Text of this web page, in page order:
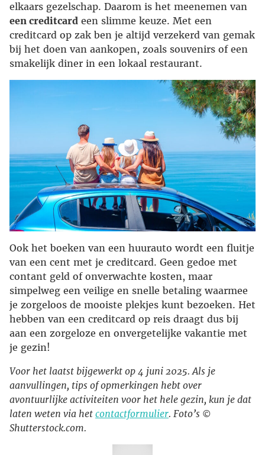
elkaars gezelschap. Daarom is het meenemen van
een creditcard een slimme keuze. Met een
creditcard op zak ben je altijd verzekerd van gemak
bij het doen van aankopen, zoals souvenirs of een
smakelijk diner in een lokaal restaurant.
Ook het boeken van een huurauto wordt een fluitje
van een cent met je creditcard. Geen gedoe met
contant geld of onverwachte kosten, maar
simpelweg een veilige en snelle betaling waarmee
je zorgeloos de mooiste plekjes kunt bezoeken. Het
hebben van een creditcard op reis draagt dus bij
aan een zorgeloze en onvergetelijke vakantie met
je gezin!
Voor het laatst bijgewerkt op 4 juni 2025. Als je
aanvullingen, tips of opmerkingen hebt over
avontuurlijke activiteiten voor het hele gezin, kun je dat
laten weten via het contactformulier. Foto’s ©
Shutterstock.com.